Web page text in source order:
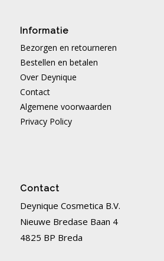
Informatie
Bezorgen en retourneren
Bestellen en betalen
Over Deynique
Contact
Algemene voorwaarden
Privacy Policy
Contact
Deynique Cosmetica B.V.
Nieuwe Bredase Baan 4
4825 BP Breda